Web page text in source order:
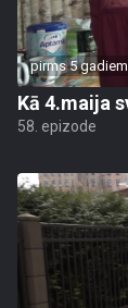
pirms 5
Kā 4.maija
58. epizode